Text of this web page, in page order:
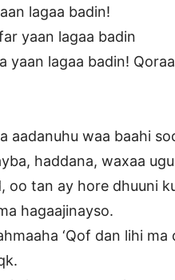
lagaa badin!
yaan lagaa badin
yaan lagaa badin!
aadanuhu waa baahi
haddana, waxaa
oo tan ay hore dhuuni
hagaajinayso.
‘Qof dan lihi ma